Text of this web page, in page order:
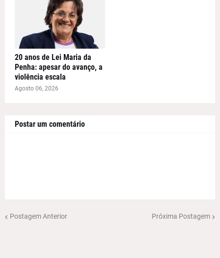
20 anos de Lei Maria da
Penha: apesar do avanço, a
violência escala
Agosto 06, 2026
Postar um comentário
Postagem Anterior Próxima Postagem